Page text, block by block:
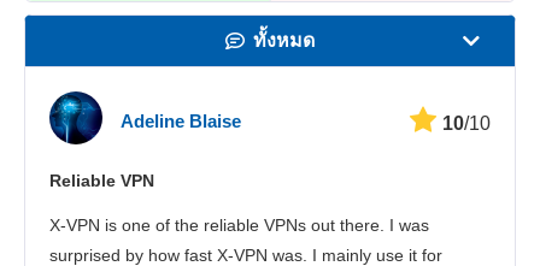
ทั้งหมด
บริการลูกค้า
Adeline Blaise 10/10
Reliable VPN
X-VPN is one of the reliable VPNs out there. I was
surprised by how fast X-VPN was. I mainly use it for